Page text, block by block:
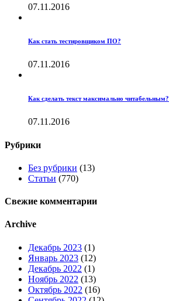
07.11.2016
Как стать тестировщиком ПО?
07.11.2016
Как сделать текст максимально читабельным?
07.11.2016
Рубрики
Без рубрики (13)
Статьи (770)
Свежие комментарии
Archive
Декабрь 2023 (1)
Январь 2023 (12)
Декабрь 2022 (1)
Ноябрь 2022 (13)
Октябрь 2022 (16)